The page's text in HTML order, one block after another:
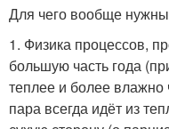
Для чего вообще
1. Физика процессов,
большую часть года
теплее и более влажно
пара всегда идёт из